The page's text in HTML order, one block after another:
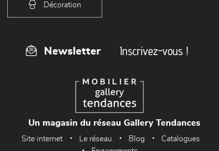
Décoration
Newsletter Inscrivez-vous !
Un magasin du réseau Gallery Tendances
Site internet Le réseau Blog
Catalogues